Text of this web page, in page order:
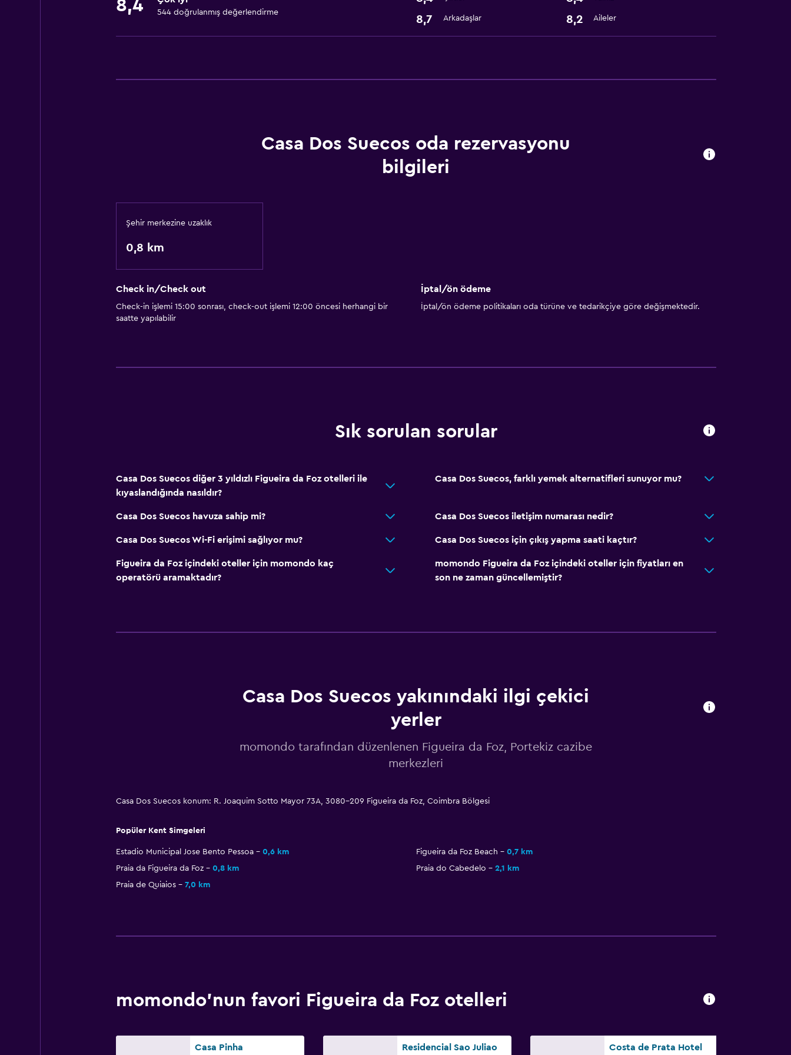
8,4 544 doğrulanmış değerlendirme
8,7 Arkadaşlar 8,2 Aileler
Casa Dos Suecos oda rezervasyonu
bilgileri
Şehir merkezine uzaklık
0,8 km
Check in/Check out
Check-in işlemi 15:00 sonrası, check-out işlemi 12:00 öncesi herhangi bir
saatte yapılabilir
İptal/ön ödeme
İptal/ön ödeme politikaları oda türüne ve tedarikçiye göre değişmektedir.
Sık sorulan sorular
Casa Dos Suecos diğer 3 yıldızlı Figueira da Foz otelleri ile
kıyaslandığında nasıldır?
Casa Dos Suecos, farklı yemek alternatifleri sunuyor mu?
Casa Dos Suecos havuza sahip mi? Casa Dos Suecos iletişim numarası nedir?
Casa Dos Suecos Wi-Fi erişimi sağlıyor mu? Casa Dos Suecos için çıkış yapma saati kaçtır?
Figueira da Foz içindeki oteller için momondo kaç
operatörü aramaktadır?
momondo Figueira da Foz içindeki oteller için fiyatları en
son ne zaman güncellemiştir?
Casa Dos Suecos yakınındaki ilgi çekici
yerler
momondo tarafından düzenlenen Figueira da Foz, Portekiz cazibe
merkezleri
Casa Dos Suecos konum: R. Joaquim Sotto Mayor 73A, 3080-209 Figueira da Foz, Coimbra Bölgesi
Popüler Kent Simgeleri
Estadio Municipal Jose Bento Pessoa 0,6 km Figueira da Foz Beach
0,7 km
Praia da Figueira da Foz
0,8 km Praia do Cabedelo
2,1 km
Praia de Quiaios
7,0 km
momondo'nun favori Figueira da Foz otelleri
Casa Pinha Residencial Sao Juliao Costa de Prata Hotel